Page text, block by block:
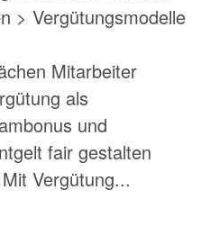
> Vergütungsmodelle
Mitarbeiter
als
und
fair gestalten
Vergütung...